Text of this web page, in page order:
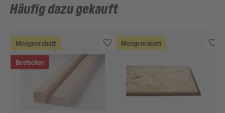
Häufig dazu gekauft
Mengenrabatt
Bestseller
Mengenrabatt